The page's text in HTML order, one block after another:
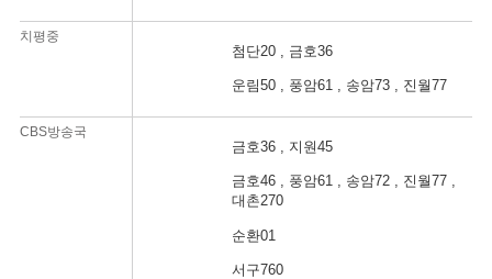
치평중
첨단20 , 금호36
운림50 , 풍암61 , 송암73 , 진월77
CBS방송국
금호36 , 지원45
금호46 , 풍암61 , 송암72 , 진월77 ,
대촌270
순환01
서구760